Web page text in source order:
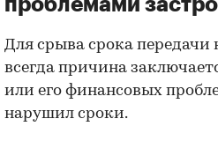
00:00 / 00:00
проблемами
Для срыва срока
всегда причина
или его финансовых
нарушил сроки.